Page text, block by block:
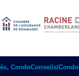
CondoConseils/